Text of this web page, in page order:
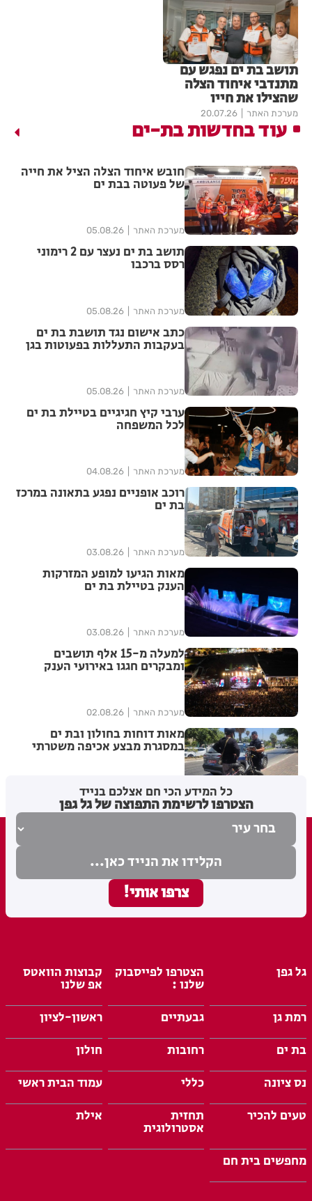
תושב בת ים נפגש עם
מתנדבי איחוד הצלה
שהצילו את חייו
מערכת האתר 20.07.26
עוד בחדשות בת-ים
חובש איחוד הצלה הציל את חייה
של פעוטה בבת ים
מערכת האתר 05.08.26
תושב בת ים נעצר עם 2 רימוני
רסס ברכבו
מערכת האתר 05.08.26
כתב אישום נגד תושבת בת ים
בעקבות התעללות בפעוטות בגן
מערכת האתר 05.08.26
ערבי קיץ חגיגיים בטיילת בת ים
לכל המשפחה
מערכת האתר 04.08.26
רוכב אופניים נפגע בתאונה במרכז
בת ים
מערכת האתר 03.08.26
מאות הגיעו למופע המזרקות
הענק בטיילת בת ים
מערכת האתר 03.08.26
למעלה מ-15 אלף תושבים
ומבקרים חגגו באירועי הענק
מערכת האתר 02.08.26
מאות דוחות בחולון ובת ים
במסגרת מבצע אכיפה משטרתי
מערכת האתר 02.08.26
כל המידע הכי חם אצלכם בנייד
הצטרפו לרשימת התפוצה של גל גפן
גל גפן הצטרפו לפייסבוק
שלנו :
קבוצות הוואטס
אפ שלנו
רמת גן
גבעתיים
ראשון-לציון
בת ים
רחובות
חולון
נס ציונה
כללי
עמוד הבית ראשי
טעים להכיר
תחזית
אסטרולוגית
אילת
מחפשים בית חם